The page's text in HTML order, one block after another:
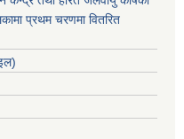
प्रथम चरणमा वितरित